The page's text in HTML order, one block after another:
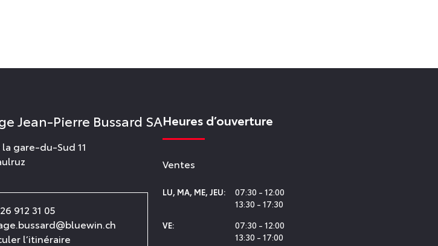
Jean-Pierre Bussard SA
la gare-du-Sud 11
912 31 05
l’itinéraire
Heures d’ouverture
Ventes
LU, MA, ME, JEU:
07:30 - 12:00
13:30 - 17:30
VE:
07:30 - 12:00
13:30 - 17:00